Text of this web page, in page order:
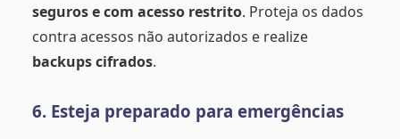
seguros e com acesso restrito. Proteja os dados
contra acessos não autorizados e realize
backups cifrados.
6. Esteja preparado para emergências